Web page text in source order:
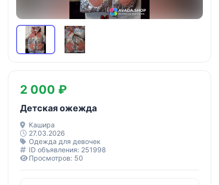
2 000 ₽
Детская ожежда
Кашира
27.03.2026
Одежда для девочек
ID объявления: 251998
Просмотров: 50